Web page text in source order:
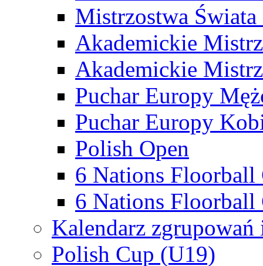
Mistrzostwa
Akademickie
Akademickie
Puchar Europy
Puchar Europy
Polish Open
6 Nations Floorball
6 Nations Floorball
Kalendarz
Polish Cup (U19)